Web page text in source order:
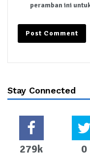
peramban ini
Stay Connected
279k 0